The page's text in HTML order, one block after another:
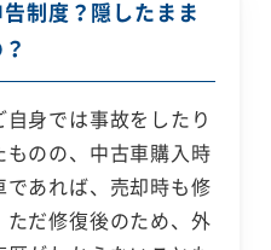
制度？隠したまま
身では事故をしたり
のの、中古車購入時
あれば、売却時も修
だ修復後のため、外